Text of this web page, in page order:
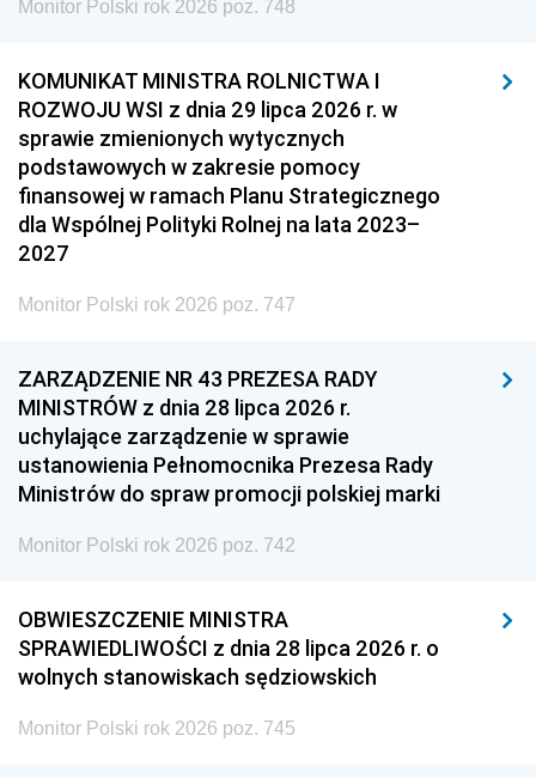
Monitor Polski rok 2026 poz. 748
KOMUNIKAT MINISTRA ROLNICTWA I
ROZWOJU WSI z dnia 29 lipca 2026 r. w
sprawie zmienionych wytycznych
podstawowych w zakresie pomocy
finansowej w ramach Planu Strategicznego
dla Wspólnej Polityki Rolnej na lata 2023–
2027
Monitor Polski rok 2026 poz. 747
ZARZĄDZENIE NR 43 PREZESA RADY
MINISTRÓW z dnia 28 lipca 2026 r.
uchylające zarządzenie w sprawie
ustanowienia Pełnomocnika Prezesa Rady
Ministrów do spraw promocji polskiej marki
Monitor Polski rok 2026 poz. 742
OBWIESZCZENIE MINISTRA
SPRAWIEDLIWOŚCI z dnia 28 lipca 2026 r. o
wolnych stanowiskach sędziowskich
Monitor Polski rok 2026 poz. 745